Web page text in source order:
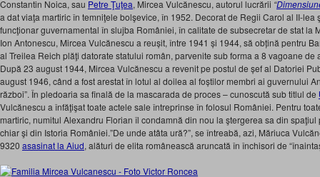
Constantin Noica, sau Petre Ţuţea, Mircea Vulcănescu, autorul lucrării “
a dat viaţa martiric în temniţele bolşevice, în 1952. Decorat de Regii Carol al II-lea
funcţionar guvernamental în slujba României, în calitate de subsecretar de stat la
Ion Antonescu, Mircea Vulcănescu a reușit, între 1941 și 1944, să obțină pentru
al Treilea Reich plăţi datorate statului român, parvenite sub forma a 8 vagoane de
După 23 august 1944, Mircea Vulcănescu a revenit pe postul de șef al Datoriei
august 1946, când a fost arestat în lotul al doilea al foștilor membri ai guvernului
război”. În pledoaria sa finală de la mascarada de proces – cunoscută sub titlul de
Vulcănescu a înfăţişat toate actele sale întreprinse în folosul României. Pentru
martiric, numitul Alexandru Florian îl condamnă din nou la ştergerea sa din
chiar şi din Istoria României.”De unde atâta ură?”, se întreabă, azi, Măriuca
9320 asasinat la Aiud, alături de elita românească aruncată în închisori de